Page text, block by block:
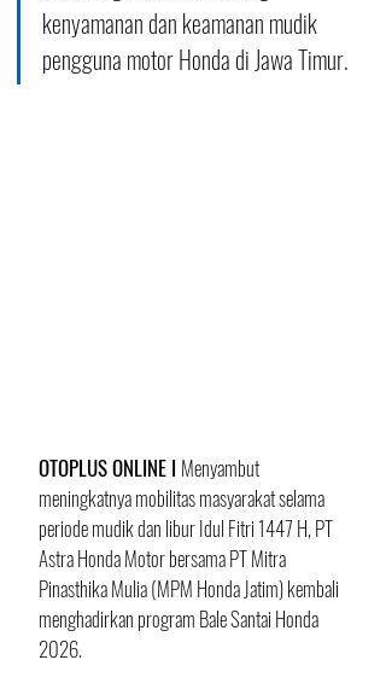
kenyamanan dan keamanan mudik
pengguna motor Honda di Jawa Timur.
OTOPLUS ONLINE I Menyambut
meningkatnya mobilitas masyarakat selama
periode mudik dan libur Idul Fitri 1447 H, PT
Astra Honda Motor bersama PT Mitra
Pinasthika Mulia (MPM Honda Jatim) kembali
menghadirkan program Bale Santai Honda
2026.